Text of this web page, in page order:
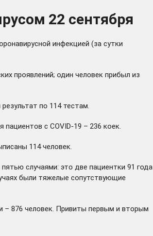
22 сентября
инфекцией (за сутки
проявлений; один человек прибыл из
по 114 тестам.
с COVID-19 – 236 коек.
114 человек.
случаями: это две пациентки 91 года
были тяжелые сопутствующие
– 876 человек. Привиты первым и вторым